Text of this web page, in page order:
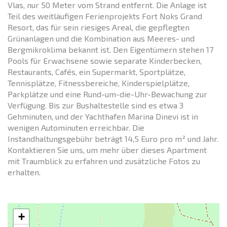
Vlas, nur 50 Meter vom Strand entfernt. Die Anlage ist
Teil des weitläufigen Ferienprojekts Fort Noks Grand
Resort, das für sein riesiges Areal, die gepflegten
Grünanlagen und die Kombination aus Meeres- und
Bergmikroklima bekannt ist. Den Eigentümern stehen 17
Pools für Erwachsene sowie separate Kinderbecken,
Restaurants, Cafés, ein Supermarkt, Sportplätze,
Tennisplätze, Fitnessbereiche, Kinderspielplätze,
Parkplätze und eine Rund-um-die-Uhr-Bewachung zur
Verfügung. Bis zur Bushaltestelle sind es etwa 3
Gehminuten, und der Yachthafen Marina Dinevi ist in
wenigen Autominuten erreichbar. Die
Instandhaltungsgebühr beträgt 14,5 Euro pro m² und Jahr.
Kontaktieren Sie uns, um mehr über dieses Apartment
mit Traumblick zu erfahren und zusätzliche Fotos zu
erhalten.
+